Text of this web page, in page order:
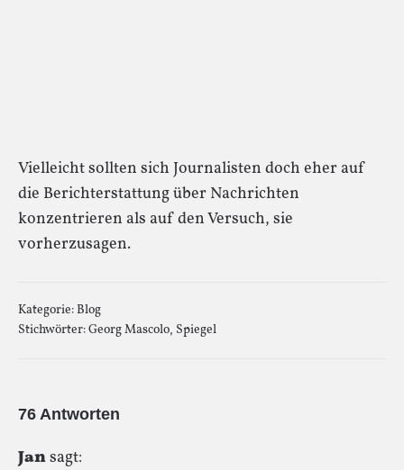
Vielleicht sollten sich Journalisten doch eher auf
die Berichterstattung über Nachrichten
konzentrieren als auf den Versuch, sie
vorherzusagen.
Kategorie:Blog
Stichwörter:Georg Mascolo, Spiegel
76 Antworten
Jansagt: